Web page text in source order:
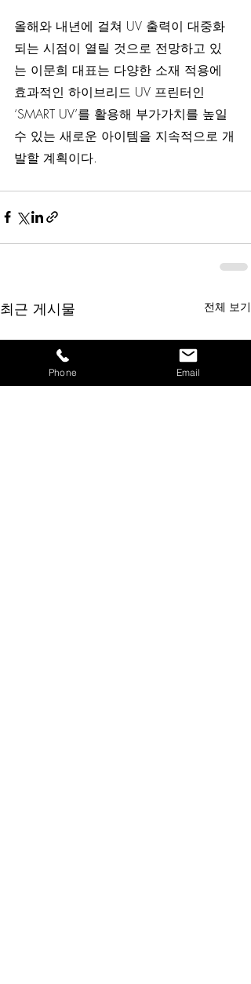
올해와 내년에 걸쳐 UV 출력이 대중화
되는 시점이 열릴 것으로 전망하고 있
는 이문희 대표는 다양한 소재 적용에
효과적인 하이브리드 UV 프린터인
‘SMART UV’를 활용해 부가가치를 높일
수 있는 새로운 아이템을 지속적으로 개
발할 계획이다.
최근 게시물 전체 보기
Phone Email